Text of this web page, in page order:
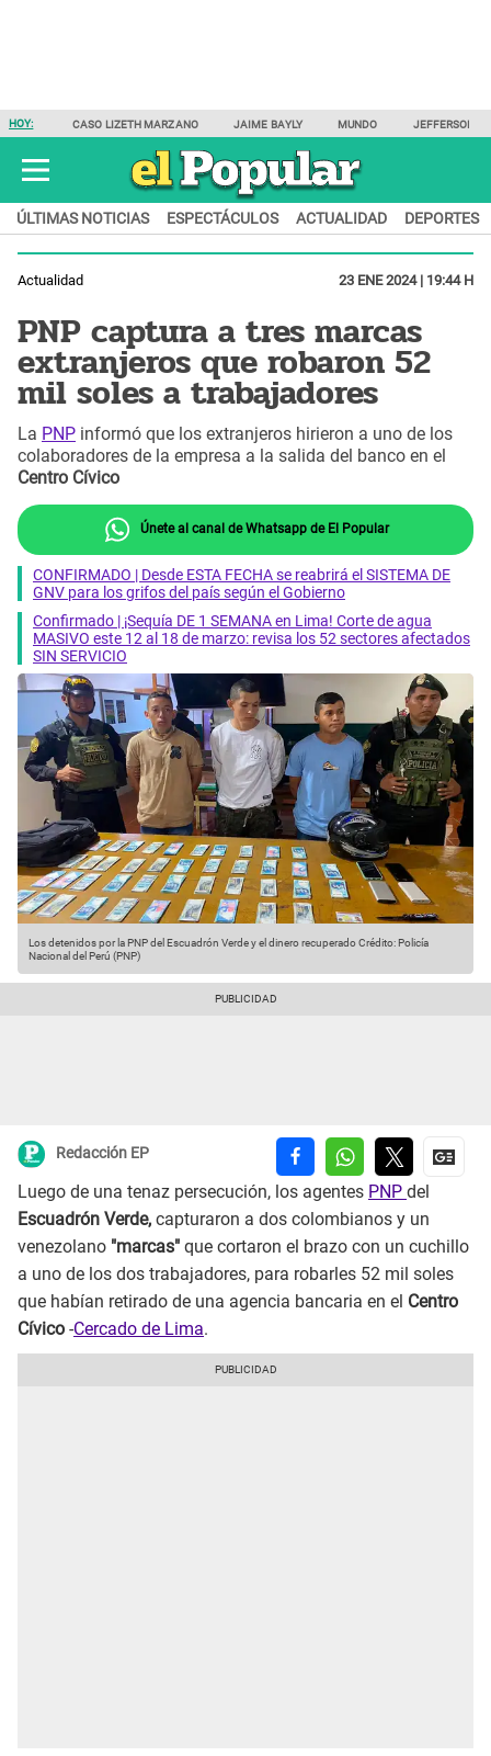
HOY: CASO LIZETH MARZANO JAIME BAYLY MUNDO JEFFERSON
ÚLTIMAS NOTICIAS ESPECTÁCULOS ACTUALIDAD DEPORTES
Actualidad 23 ENE 2024 | 19:44 H
PNP captura a tres marcas
extranjeros que robaron 52
mil soles a trabajadores
La PNP informó que los extranjeros hirieron a uno de los
colaboradores de la empresa a la salida del banco en el
Centro Cívico
Únete al canal de Whatsapp de El Popular
CONFIRMADO | Desde ESTA FECHA se reabrirá el SISTEMA DE
GNV para los grifos del país según el Gobierno
Confirmado | ¡Sequía DE 1 SEMANA en Lima! Corte de agua
MASIVO este 12 al 18 de marzo: revisa los 52 sectores afectados
SIN SERVICIO
Los detenidos por la PNP del Escuadrón Verde y el dinero recuperadoCrédito: Policía
Nacional del Perú (PNP)
Redacción EP
Luego de una tenaz persecución, los agentes PNP del
Escuadrón Verde, capturaron a dos colombianos y un
venezolano "marcas" que cortaron el brazo con un cuchillo
a uno de los dos trabajadores, para robarles 52 mil soles
que habían retirado de una agencia bancaria en el Centro
Cívico -Cercado de Lima.